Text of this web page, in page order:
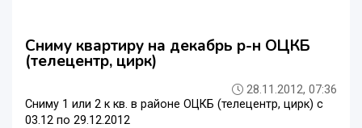
Сниму квартиру на декабрь р-н ОЦКБ
(телецентр, цирк)
28.11.2012, 07:36
Сниму 1 или 2 к кв. в районе ОЦКБ (телецентр, цирк) с
03.12 по 29.12.2012